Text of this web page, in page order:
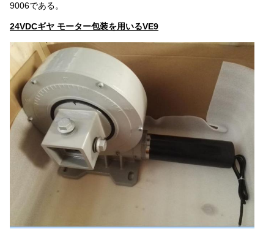
9006である。
24VDCギヤ モーター包装を用いるVE9